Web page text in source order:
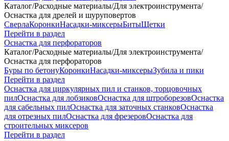
Каталог/Расходные материалы/Для электроинструмента/
Оснастка для дрелей и шуруповертов
СверлаКоронкиНасадки-миксерыБитыЩетки
Перейти в раздел
Оснастка для перфораторов
Каталог/Расходные материалы/Для электроинструмента/
Оснастка для перфораторов
Буры по бетонуКоронкиНасадки-миксерыЗубила и пики
Перейти в раздел
Оснастка для циркулярных пил и станков, торцовочных
пилОснастка для лобзиковОснастка для штроборезовОснастка
для сабельных пилОснастка для заточных станковОснастка
для отрезных пилОснастка для фрезеровОснастка для
строительных миксеров
Перейти в раздел